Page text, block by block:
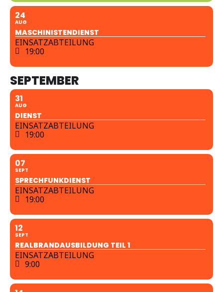
24
AUG
MASCHINISTENDIENST
EINSATZABTEILUNG
19:00
SEPTEMBER
31
AUG
DIENST
EINSATZABTEILUNG
19:00
07
SEPT
SPRECHFUNKDIENST
EINSATZABTEILUNG
19:00
12
SEPT
REALBRANDAUSBILDUNG TEIL 1
EINSATZABTEILUNG
9:00